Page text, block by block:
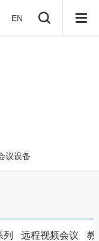
EN
议设备
远程视频会议 教